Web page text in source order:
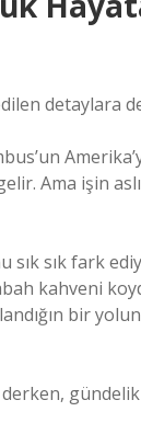
detaylara
Ama işin
sık sık fark
kahveni
bir
gündelik